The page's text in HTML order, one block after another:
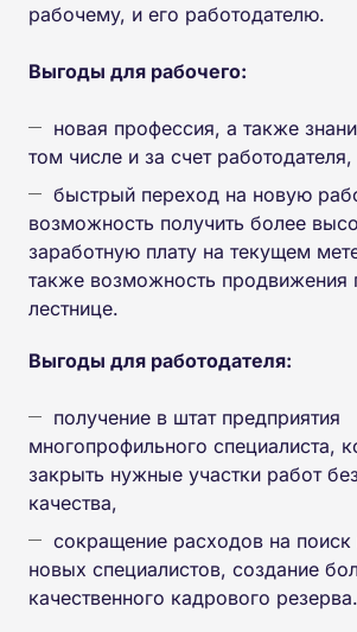
рабочему, и его работодателю.
Выгоды для рабочего:
новая профессия, а также
том числе и за счет работодателя,
быстрый переход на новую
возможность получить более
заработную плату на текущем
также возможность продвижения
лестнице.
Выгоды для работодателя:
получение в штат предприятия
многопрофильного специалиста,
закрыть нужные участки работ
качества,
сокращение расходов на
новых специалистов, создание
качественного кадрового резерва.